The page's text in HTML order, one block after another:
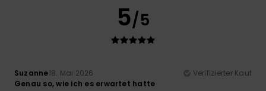
5/5
Suzanne18. Mai 2026
Verifizierter Kauf
Genau so, wie ich es erwartet hatte